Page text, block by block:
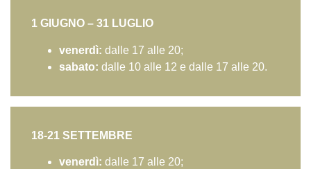
1 GIUGNO – 31 LUGLIO
venerdì: dalle 17 alle 20;
sabato: dalle 10 alle 12 e dalle 17 alle 20.
18-21 SETTEMBRE
venerdì: dalle 17 alle 20;